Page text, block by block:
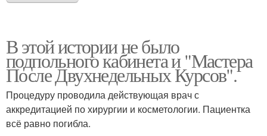
В этой истории не было
подпольного кабинета и "Мастера
После Двухнедельных Курсов".
Процедуру проводила действующая врач с
аккредитацией по хирургии и косметологии. Пациентка
всё равно погибла.